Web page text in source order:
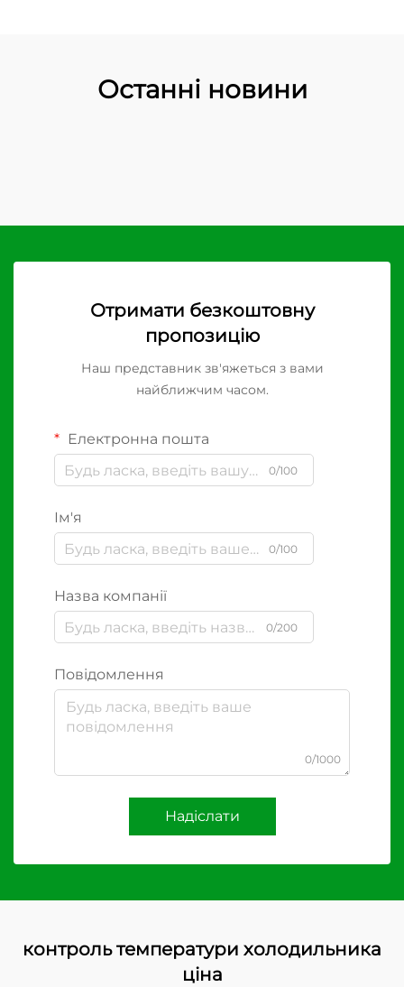
Останні новини
Отримати безкоштовну
пропозицію
Наш представник зв'яжеться з вами
найближчим часом.
Електронна пошта
0/100
Ім'я
0/100
Назва компанії
0/200
Повідомлення
0/1000
Надіслати
контроль температури холодильника
ціна